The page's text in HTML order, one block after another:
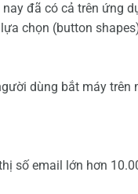
đã có cả trên ứng
chọn (button
dùng bắt máy trên
số email lớn hơn